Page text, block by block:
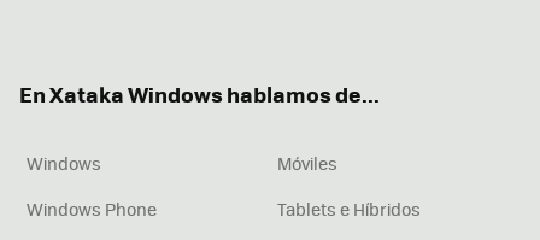
En Xataka Windows hablamos de...
Windows
Móviles
Windows Phone
Tablets e Híbridos